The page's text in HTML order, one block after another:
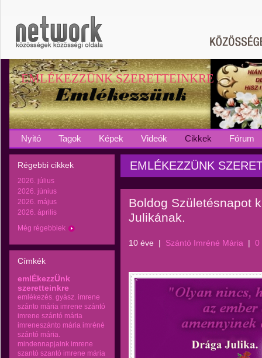
EMLÉKEZZÜNK SZERETTEINKRE
Nyitó Tagok Képek Videók Cikkek Fórum
Régebbi cikkek
2026. július
2026. június
2026. május
2026. április
Még régebbiek
Címkék
emlÉkezzÜnk
szeretteinkre
emlékezés. gyász. imrene
szánto mária imrene szántó
imrene szántó mária
imreneszánto mária imréné
szántó mária.
mindennapjaink imrene
szantó szantó imrene mária
EMLÉKEZZÜNK
Boldog Születésnapot
Julikának.
10 éve | Szántó Imréné Mária | 0